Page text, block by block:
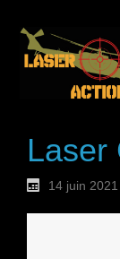
Laser
14 juin 2021